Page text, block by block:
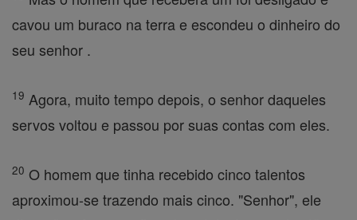
cavou um buraco na terra e escondeu o dinheiro do
seu senhor .
19 Agora, muito tempo depois, o senhor daqueles
servos voltou e passou por suas contas com eles.
20 O homem que tinha recebido cinco talentos
aproximou-se trazendo mais cinco. "Senhor", ele